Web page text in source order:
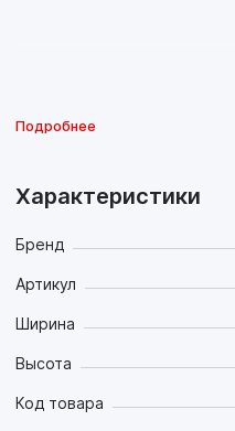
Подробнее
Характеристики
Бренд
Артикул
Ширина
Высота
Код товара